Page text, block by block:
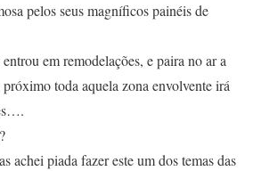
pelos seus magníficos painéis de
em remodelações, e paira no ar a
toda aquela zona envolvente irá
achei piada fazer este um dos temas das